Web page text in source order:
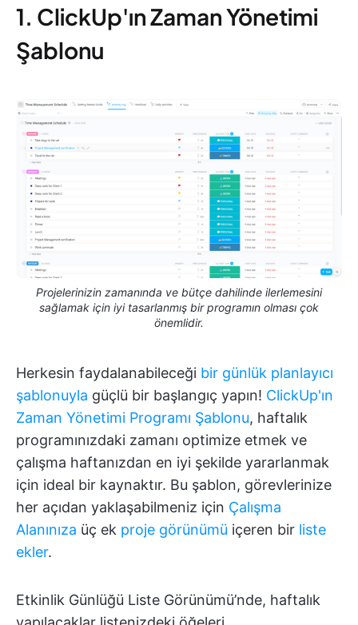
1. ClickUp'ın Zaman Yönetimi
Şablonu
Projelerinizin zamanında ve bütçe dahilinde ilerlemesini
sağlamak için iyi tasarlanmış bir programın olması çok
önemlidir.
Herkesin faydalanabileceği bir günlük planlayıcı
şablonuyla güçlü bir başlangıç yapın! ClickUp'ın
Zaman Yönetimi Programı Şablonu, haftalık
programınızdaki zamanı optimize etmek ve
çalışma haftanızdan en iyi şekilde yararlanmak
için ideal bir kaynaktır. Bu şablon, görevlerinize
her açıdan yaklaşabilmeniz için Çalışma
Alanınıza üç ek proje görünümü içeren bir liste
ekler.
Etkinlik Günlüğü Liste Görünümü’nde, haftalık